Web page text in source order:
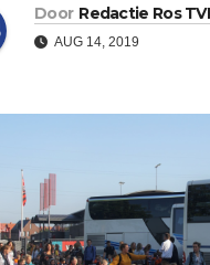
Door Redactie Ros
AUG 14, 2019